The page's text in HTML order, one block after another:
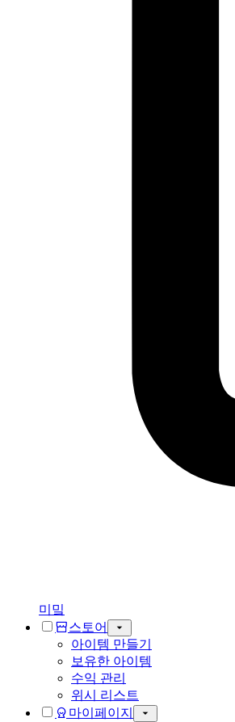
미밐
스토어
아이템 만들기
보유한 아이템
수익 관리
위시 리스트
마이페이지